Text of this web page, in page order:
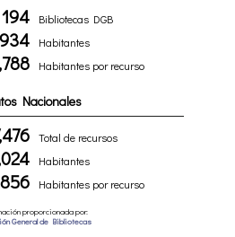
194 Bibliotecas DGB
Habitantes
Habitantes por recurso
Nacionales
Total de recursos
Habitantes
Habitantes por recurso
proporcionada por:
General de Bibliotecas